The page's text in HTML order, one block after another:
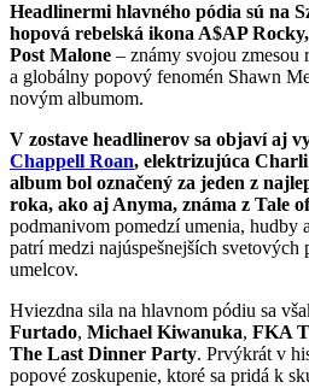
Headlinermi hlavného pódia sú na
hopová rebelská ikona A$AP
Post Malone – známy svojou
a globálny popový fenomén Shawn
novým albumom.
V zostave headlinerov sa objaví aj
Chappell Roan, elektrizujúca
album bol označený za jeden z
roka, ako aj Anyma, známa z Tale
podmanivom pomedzí umenia, hudby
patrí medzi najúspešnejších
umelcov.
Hviezdna sila na hlavnom pódiu sa
Furtado, Michael Kiwanuka, FKA
The Last Dinner Party. Prvýkrát v
popové zoskupenie, ktoré sa pridá k